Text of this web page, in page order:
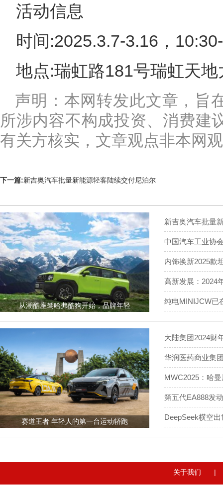
活动信息
时间:2025.3.7-3.16，
地点:瑞虹路181号瑞虹天
声明：本网转发此文章，旨
所涉内容不构成投资、消费建
有关方核实，文章观点非本网
下一篇:新吉奥汽车批量新能源轻客陆续交付尼泊尔
从潮酷座驾哈弗酷狗开始，品牌年轻
新吉奥汽车批量
中国汽车工业协
内饰换新2025款
高新发展：2024
纯电MINIJCW已
赛道王者 年轻人的第一台运动轿跑
大陆集团2024财
华润医药商业集
MWC2025：哈
第五代EA888发
DeepSeek横空
关于我们